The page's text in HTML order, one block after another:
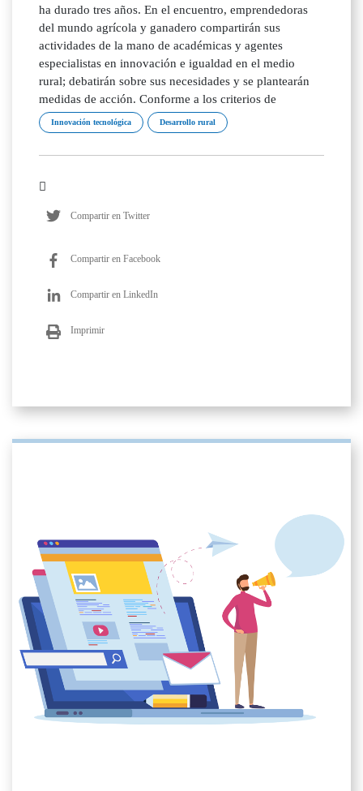
ha durado tres años. En el encuentro, emprendedoras
del mundo agrícola y ganadero compartirán sus
actividades de la mano de académicas y agentes
especialistas en innovación e igualdad en el medio
rural; debatirán sobre sus necesidades y se plantearán
medidas de acción. Conforme a los criterios de
Innovación tecnológica Desarrollo rural
Compartir en Twitter
Compartir en Facebook
Compartir en LinkedIn
Imprimir